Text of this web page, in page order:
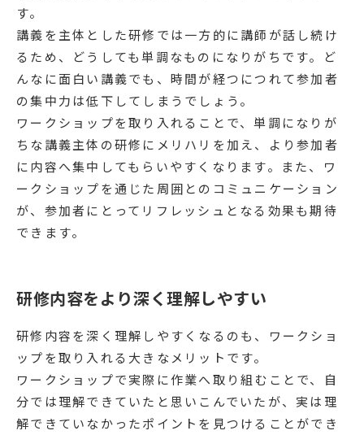
す。
講義を主体とした研修では一方的に講師が話し続け
るため、どうしても単調なものになりがちです。ど
んなに面白い講義でも、時間が経つにつれて参加者
の集中力は低下してしまうでしょう。
ワークショップを取り入れることで、単調になりが
ちな講義主体の研修にメリハリを加え、より参加者
に内容へ集中してもらいやすくなります。また、ワ
ークショップを通じた周囲とのコミュニケーション
が、参加者にとってリフレッシュとなる効果も期待
できます。
研修内容をより深く理解しやすい
研修内容を深く理解しやすくなるのも、ワークショ
ップを取り入れる大きなメリットです。
ワークショップで実際に作業へ取り組むことで、自
分では理解できていたと思いこんでいたが、実は理
解できていなかったポイントを見つけることができ